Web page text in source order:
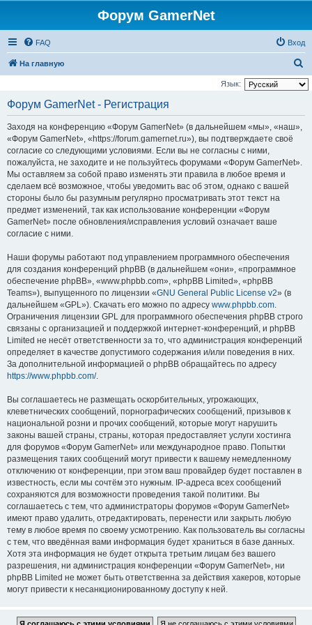
Форум GamerNet
FAQ Вход
На главную
о
Язык:
Форум GamerNet - Регистрация
Заходя на конференцию «Форум GamerNet» (в дальнейшем «мы», «наш»,
«Форум GamerNet», «https://forum.gamernet.ru»), вы подтверждаете своё
согласие со следующими условиями. Если вы не согласны с ними,
пожалуйста, не заходите и не пользуйтесь форумами «Форум GamerNet».
Мы оставляем за собой право изменять эти правила в любое время и
сделаем всё возможное, чтобы уведомить вас об этом, однако с вашей
стороны было бы разумным регулярно просматривать этот текст на
предмет изменений, так как использование конференции «Форум
GamerNet» после обновления/исправления условий означает ваше
согласие с ними.
Наши форумы работают под управлением программного обеспечения
для создания конференций phpBB (в дальнейшем «они», «программное
обеспечение phpBB», «www.phpbb.com», «phpBB Limited», «phpBB
Teams»), выпущенного по лицензии «GNU General Public License v2» (в
дальнейшем «GPL»). Скачать его можно по адресу www.phpbb.com.
Ограничения лицензии GPL для программного обеспечения phpBB строго
связаны с организацией и поддержкой интернет-конференций, и phpBB
Limited не несёт ответственности за то, что администрация конференций
определяет в качестве допустимого содержания и/или поведения в них.
За дополнительной информацией о phpBB обращайтесь по адресу
https://www.phpbb.com/.
Вы соглашаетесь не размещать оскорбительных, угрожающих,
клеветнических сообщений, порнографических сообщений, призывов к
национальной розни и прочих сообщений, которые могут нарушить
законы вашей страны, страны, которая предоставляет услуги хостинга
для форумов «Форум GamerNet» или международное право. Попытки
размещения таких сообщений могут привести к вашему немедленному
отключению от конференции, при этом ваш провайдер будет поставлен в
известность, если мы сочтём это нужным. IP-адреса всех сообщений
сохраняются для возможности проведения такой политики. Вы
соглашаетесь с тем, что администраторы форумов «Форум GamerNet»
имеют право удалить, отредактировать, перенести или закрыть любую
тему в любое время по своему усмотрению. Как пользователь вы согласны
с тем, что введённая вами информация будет храниться в базе данных.
Хотя эта информация не будет открыта третьим лицам без вашего
разрешения, ни администрация конференции «Форум GamerNet», ни
phpBB Limited не может быть ответственна за действия хакеров, которые
могут привести к несанкционированному доступу к ней.